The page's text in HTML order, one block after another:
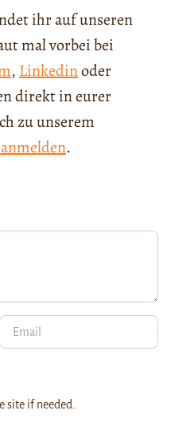
ihr auf unseren
mal vorbei bei
,Linkedinoder
direkt in eurer
zu unserem
.
site if needed.